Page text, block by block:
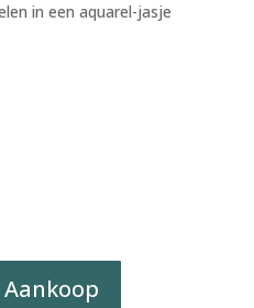
in een aquarel-jasje
Aankoop